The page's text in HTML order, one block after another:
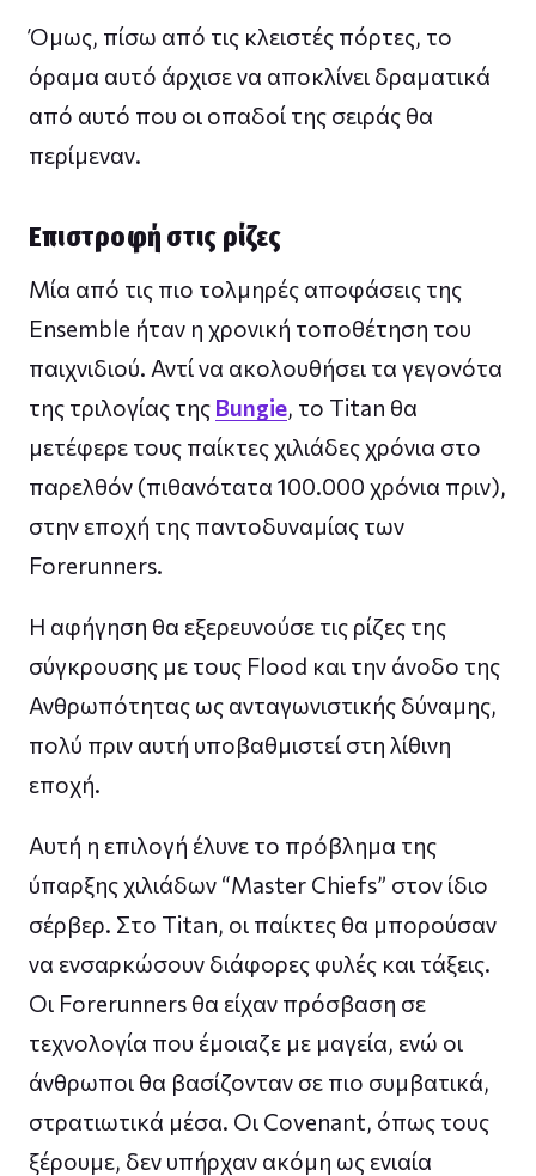
Όμως, πίσω από τις κλειστές πόρτες, το
όραμα αυτό άρχισε να αποκλίνει δραματικά
από αυτό που οι οπαδοί της σειράς θα
περίμεναν.
Επιστροφή στις ρίζες
Μία από τις πιο τολμηρές αποφάσεις της
Ensemble ήταν η χρονική τοποθέτηση του
παιχνιδιού. Αντί να ακολουθήσει τα γεγονότα
της τριλογίας της Bungie, το Titan θα
μετέφερε τους παίκτες χιλιάδες χρόνια στο
παρελθόν (πιθανότατα 100.000 χρόνια πριν),
στην εποχή της παντοδυναμίας των
Forerunners.
Η αφήγηση θα εξερευνούσε τις ρίζες της
σύγκρουσης με τους Flood και την άνοδο της
Ανθρωπότητας ως ανταγωνιστικής δύναμης,
πολύ πριν αυτή υποβαθμιστεί στη λίθινη
εποχή.
Αυτή η επιλογή έλυνε το πρόβλημα της
ύπαρξης χιλιάδων “Master Chiefs” στον ίδιο
σέρβερ. Στο Titan, οι παίκτες θα μπορούσαν
να ενσαρκώσουν διάφορες φυλές και τάξεις.
Οι Forerunners θα είχαν πρόσβαση σε
τεχνολογία που έμοιαζε με μαγεία, ενώ οι
άνθρωποι θα βασίζονταν σε πιο συμβατικά,
στρατιωτικά μέσα. Οι Covenant, όπως τους
ξέρουμε, δεν υπήρχαν ακόμη ως ενιαία